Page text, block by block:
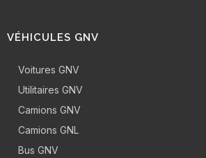
VÉHICULES GNV
Voitures GNV
Utilitaires GNV
Camions GNV
Camions GNL
Bus GNV